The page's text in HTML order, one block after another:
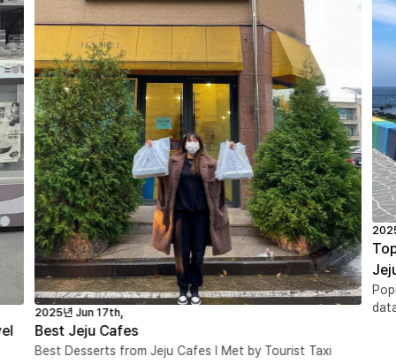
2025년 Jun 17th,
Best Jeju Cafes
Best Desserts from Jeju Cafes I Met by Tourist Taxi